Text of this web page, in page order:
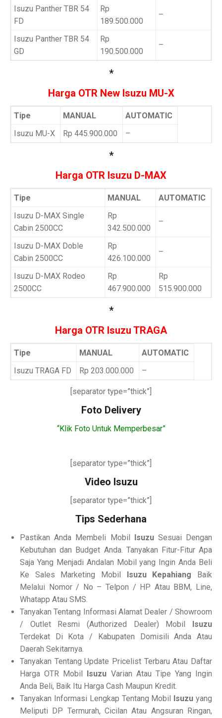
Isuzu Panther TBR 54
FD
Rp
189.500.000
–
Isuzu Panther TBR 54
GD
Rp
190.500.000
–
*
Harga OTR New Isuzu MU-X
Tipe MANUAL
AUTOMATIC
Isuzu MU-X
Rp 445.900.000 –
*
Harga OTR Isuzu D-MAX
Tipe MANUAL
AUTOMATIC
Isuzu D-MAX Single
Cabin 2500CC
Rp
342.500.000
–
Isuzu D-MAX Doble
Cabin 2500CC
Rp
426.100.000
–
Isuzu D-MAX Rodeo
2500CC
Rp
467.900.000
Rp
515.900.000
*
Harga OTR Isuzu TRAGA
Tipe MANUAL
AUTOMATIC
Isuzu TRAGA FD
Rp 203.000.000 –
[separator type=”thick”]
Foto Delivery
“Klik Foto Untuk Memperbesar”
[separator type=”thick”]
Video Isuzu
[separator type=”thick”]
Tips Sederhana
Pastikan Anda Membeli Mobil IsuzuSesuai Dengan
Kebutuhan dan Budget Anda. Tanyakan Fitur-Fitur Apa
Saja Yang Menjadi Andalan Mobil yang Ingin Anda Beli
Ke Sales Marketing Mobil Isuzu Kepahiang Baik
Melalui Nomor / No – Telpon / HP Atau BBM, Line,
Whatapp Atau SMS.
Tanyakan Tentang Informasi Alamat Dealer / Showroom
/ Outlet Resmi (Authorized Dealer) Mobil Isuzu
Terdekat Di Kota / Kabupaten Domisili Anda Atau
Daerah Sekitarnya.
Tanyakan Tentang Update Pricelist Terbaru Atau Daftar
Harga OTR Mobil Isuzu Varian Atau Tipe Yang Ingin
Anda Beli, Baik Itu Harga Cash Maupun Kredit.
Tanyakan Informasi Lengkap Tentang Mobil Isuzu yang
Meliputi DP Termurah, Cicilan Atau Angsuran Ringan,